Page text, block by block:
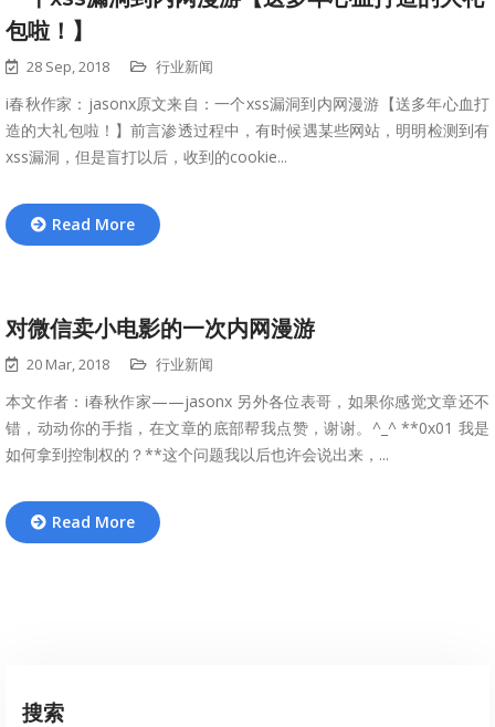
包啦！】
28 Sep, 2018 行业新闻
i春秋作家：jasonx原文来自：一个xss漏洞到内网漫游【送多年心血打
造的大礼包啦！】​​​​​​​前言渗透过程中，有时候遇某些网站，明明检测到有
xss漏洞，但是盲打以后，收到的cookie...
Read More
对微信卖小电影的一次内网漫游
20 Mar, 2018 行业新闻
本文作者：i春秋作家——jasonx 另外各位表哥，如果你感觉文章还不
错，动动你的手指，在文章的底部帮我点赞，谢谢。^_^ **0x01 我是
如何拿到控制权的？**这个问题我以后也许会说出来，...
Read More
搜索